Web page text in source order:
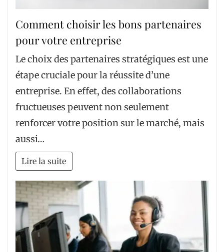
Comment choisir les bons partenaires
pour votre entreprise
Le choix des partenaires stratégiques est une
étape cruciale pour la réussite d’une
entreprise. En effet, des collaborations
fructueuses peuvent non seulement
renforcer votre position sur le marché, mais
aussi…
Lire la suite